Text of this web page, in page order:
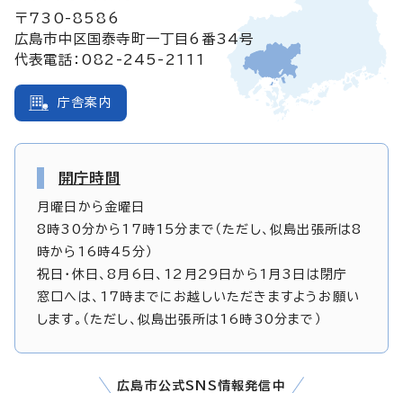
〒730-8586
広島市中区国泰寺町一丁目6番34号
代表電話：082-245-2111
庁舎案内
開庁時間
月曜日から金曜日
8時30分から17時15分まで（ただし、似島出張所は8
時から16時45分）
祝日・休日、8月6日、12月29日から1月3日は閉庁
窓口へは、17時までにお越しいただきますようお願い
します。（ただし、似島出張所は16時30分まで）
広島市公式SNS情報発信中